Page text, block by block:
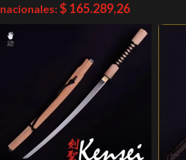
nacionales:$ 165.289,26